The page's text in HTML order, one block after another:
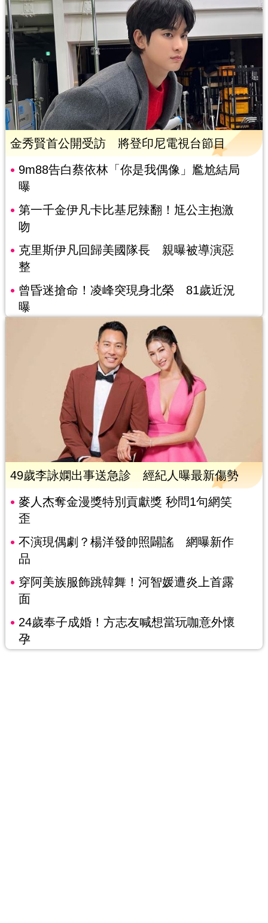
金秀賢首公開受訪 將登印尼電視台節目
9m88告白蔡依林「你是我偶像」尷尬結局
曝
第一千金伊凡卡比基尼辣翻！尪公主抱激
吻
克里斯伊凡回歸美國隊長 親曝被導演惡
整
曾昏迷搶命！凌峰突現身北榮 81歲近況
曝
49歲李詠嫻出事送急診 經紀人曝最新傷勢
麥人杰奪金漫獎特別貢獻獎 秒問1句網笑
歪
不演現偶劇？楊洋發帥照闢謠 網曝新作
品
穿阿美族服飾跳韓舞！河智媛遭炎上首露
面
24歲奉子成婚！方志友喊想當玩咖意外懷
孕